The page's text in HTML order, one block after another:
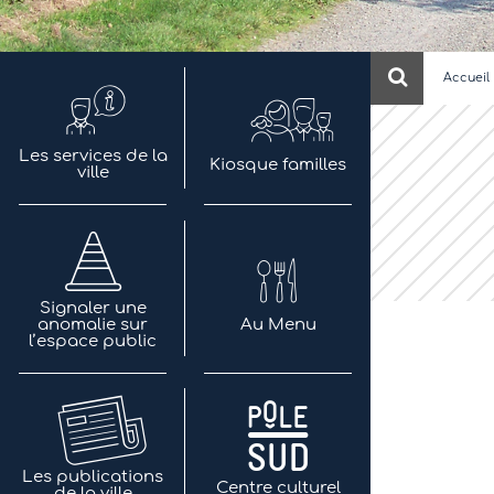
Accueil
Les services de la
ville
Kiosque familles
Signaler une
anomalie sur
l’espace public
Au Menu
Les publications
Centre culturel